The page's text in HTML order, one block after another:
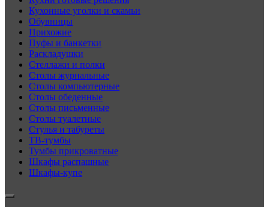
Кухонные уголки и скамьи
Обувницы
Прихожие
Пуфы и банкетки
Раскладушки
Стеллажи и полки
Столы журнальные
Столы компьютерные
Столы обеденные
Столы письменные
Столы туалетные
Стулья и табуреты
ТВ-тумбы
Тумбы прикроватные
Шкафы распашные
Шкафы-купе